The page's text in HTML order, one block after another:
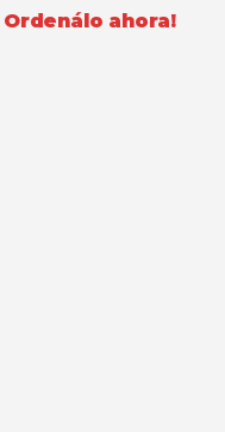
Ordenálo ahora!